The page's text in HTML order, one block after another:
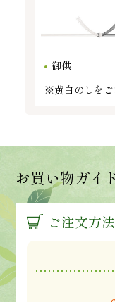
御供
※黄白のしをご
お買い物ガイ
ご注文方法